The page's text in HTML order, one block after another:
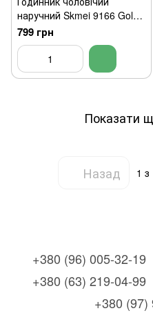
наручний Skmei 9166 Gold
gold оригінал
799 грн
Показати
Назад 1 з
+380 (96) 005-32-19
+380 (63) 219-04-99
+380 (97)